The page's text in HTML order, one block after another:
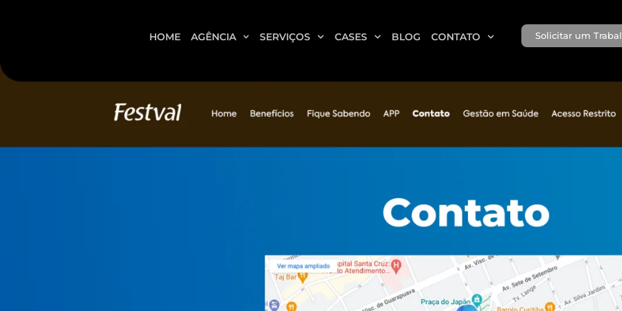
HOME AGÊNCIA SERVIÇOS CASES BLOG CONTATO Solicitar um